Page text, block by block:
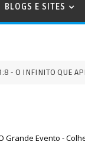
BLOGS E SITES
QUE APRENDE A
Grande Evento -